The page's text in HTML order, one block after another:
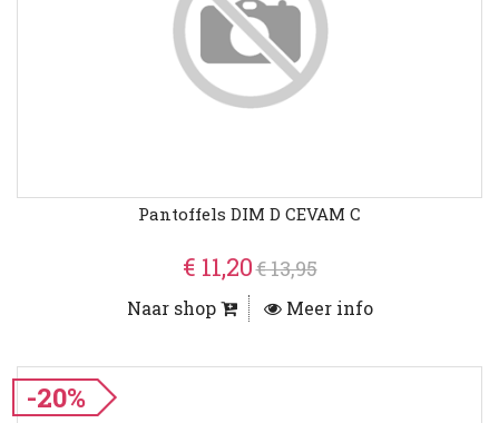
Pantoffels DIM D CEVAM C
€ 11,20€ 13,95
Naar shop Meer info
-20%